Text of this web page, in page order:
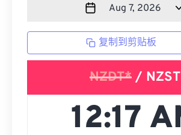
复制到剪贴板
NZDT*/ NZST